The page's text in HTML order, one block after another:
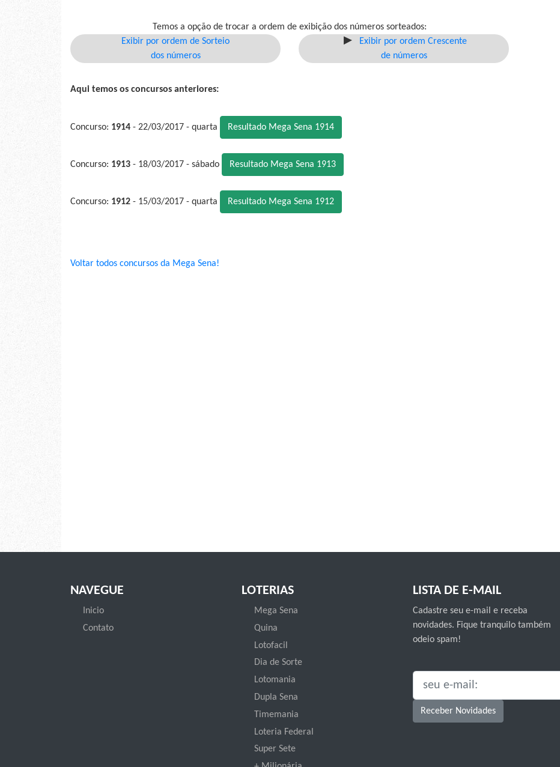
Temos a opção de trocar a ordem de exibição dos números sorteados:
Exibir por ordem de Sorteio
dos números
Exibir por ordem Crescente
de números
Aqui temos os concursos anteriores:
Concurso: 1914 - 22/03/2017 - quarta Resultado Mega Sena 1914
Concurso: 1913 - 18/03/2017 - sábado Resultado Mega Sena 1913
Concurso: 1912 - 15/03/2017 - quarta Resultado Mega Sena 1912
Voltar todos concursos da Mega Sena!
NAVEGUE
Inicio
Contato
LOTERIAS
Mega Sena
Quina
Lotofacil
Dia de Sorte
Lotomania
Dupla Sena
Timemania
Loteria Federal
Super Sete
LISTA DE E-MAIL
Cadastre seu e-mail e receba
novidades. Fique tranquilo também
odeio spam!
SEU E-MAIL:
Receber Novidades